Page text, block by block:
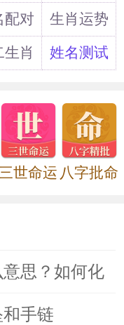
运势，属马女
戴在手腕，都
马人可以借助
年平安顺遂
程
属马人在虎年
什么意思？如
配对
生肖运势
生肖 姓名测试
世命运 八字批命
思？如何化
和手链